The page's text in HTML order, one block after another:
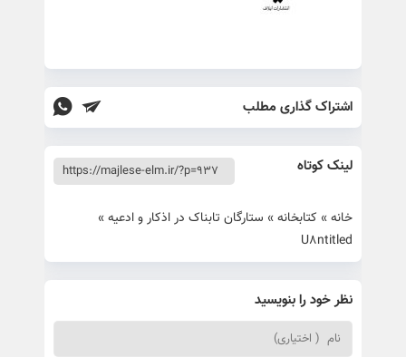
اشتراک گذاری مطلب
لینک کوتاه
خانه» کتابخانه» ستارگان تابناک در اذکار و ادعیه»
U8ntitled
نظر خود را بنویسید